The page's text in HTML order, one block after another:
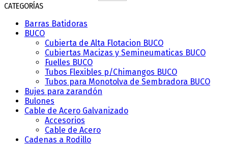
CATEGORÍAS
Barras Batidoras
BUCO
Cubierta de Alta Flotacion BUCO
Cubiertas Macizas y Semineumaticas BUCO
Fuelles BUCO
Tubos Flexibles p/Chimangos BUCO
Tubos para Monotolva de Sembradora BUCO
Bujes para zarandón
Bulones
Cable de Acero Galvanizado
Accesorios
Cable de Acero
Cadenas a Rodillo